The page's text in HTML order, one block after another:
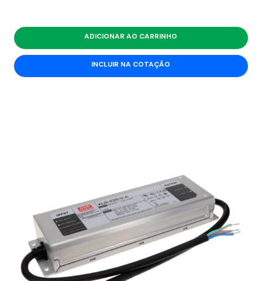
ADICIONAR AO CARRINHO
INCLUIR NA COTAÇÃO